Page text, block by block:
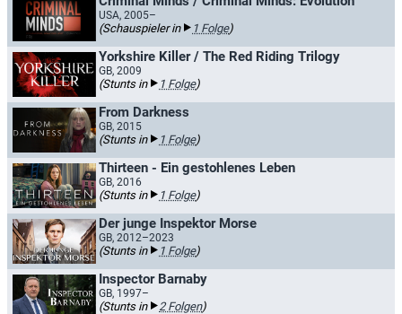
USA, 2005–
(Schauspieler in 1 Folge)
Yorkshire Killer / The Red Riding Trilogy
GB, 2009
(Stunts in 1 Folge)
From Darkness
GB, 2015
(Stunts in 1 Folge)
Thirteen - Ein gestohlenes Leben
GB, 2016
(Stunts in 1 Folge)
Der junge Inspektor Morse
GB, 2012–2023
(Stunts in 1 Folge)
Inspector Barnaby
GB, 1997–
(Stunts in 2 Folgen)